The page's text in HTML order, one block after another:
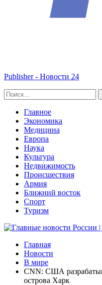
Publisher - Новости 24
Главное
Экономика
Медицина
Европа
Наука
Культура
Недвижимость
Происшествия
Армия
Ближний восток
Спорт
Туризм
Главная
Новости
В мире
CNN: США
острова Харк